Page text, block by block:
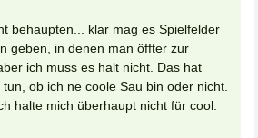
behaupten... klar mag es Spielfelder
geben, in denen man öffter zur
ich muss es halt nicht. Das hat
ob ich ne coole Sau bin oder nicht.
halte mich überhaupt nicht für cool.